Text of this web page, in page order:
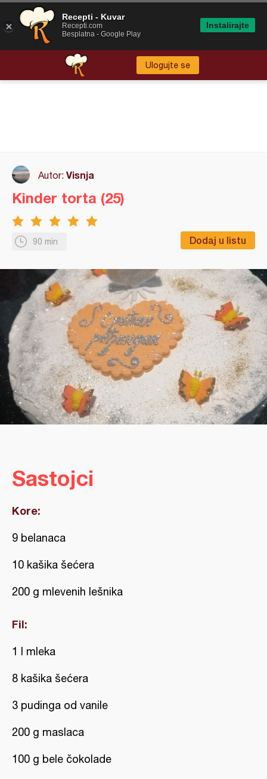
Ulogujte se
Autor: Visnja
90 min Dodaj u listu
Kinder torta (25)
Sastojci
Kore:
9 belanaca
10 kašika šećera
200 g mlevenih lešnika
Fil:
1 l mleka
8 kašika šećera
3 pudinga od vanile
200 g maslaca
100 g bele čokolade
Recepti - Kuvar
Recepti.com
Besplatna - Google Play
Instalirajte